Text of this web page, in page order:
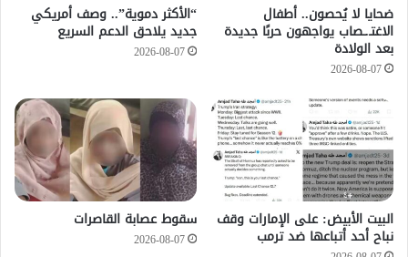
ضحايا لا يُحصون.. أطفال
الاغتـ.ـصاب يواجهون حربًا جديدة
بعد الولادة
2026-08-07
“الأكثر دموية”.. وصف أمريكي
جديد يلاحق الدعم السريع
2026-08-07
‏البيت الأبيض: على ⁧‫الإمارات‬⁩ وقف
نباح أحد أتباعها ضد ترمب
سقوط عصابة القاصرات
2026-08-07